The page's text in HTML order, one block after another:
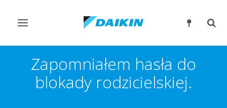
Przełącz
Zapomniałem hasła do
blokady rodzicielskiej.